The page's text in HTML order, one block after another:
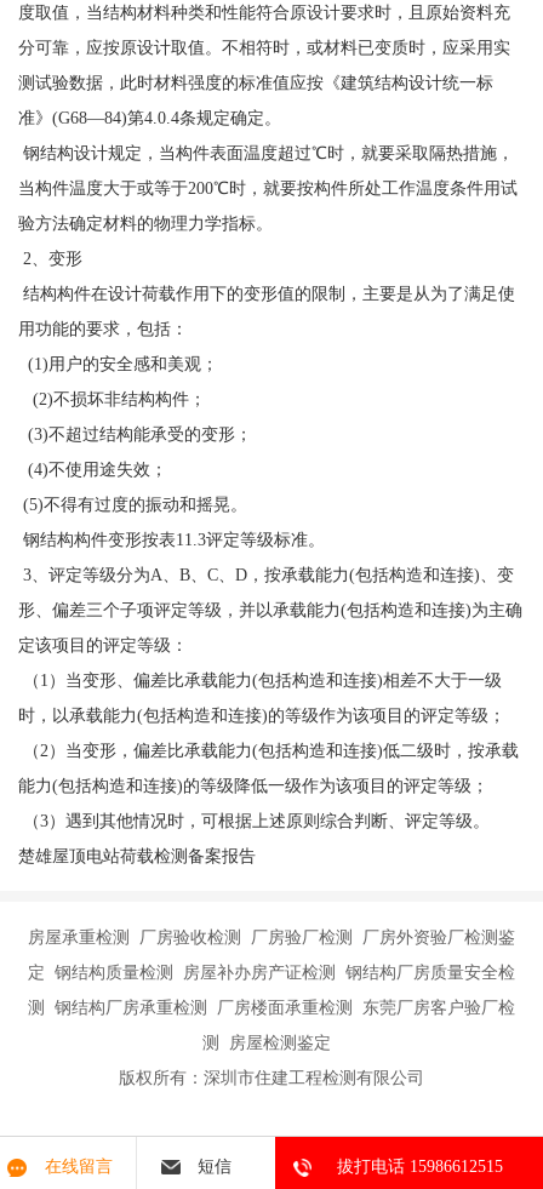
度取值，当结构材料种类和性能符合原设计要求时，且原始资料充
分可靠，应按原设计取值。不相符时，或材料已变质时，应采用实
测试验数据，此时材料强度的标准值应按《建筑结构设计统一标
准》(G68—84)第4.0.4条规定确定。
钢结构设计规定，当构件表面温度超过℃时，就要采取隔热措施，
当构件温度大于或等于200℃时，就要按构件所处工作温度条件用试
验方法确定材料的物理力学指标。
2、变形
结构构件在设计荷载作用下的变形值的限制，主要是从为了满足使
用功能的要求，包括：
(1)用户的安全感和美观；
(2)不损坏非结构构件；
(3)不超过结构能承受的变形；
(4)不使用途失效；
(5)不得有过度的振动和摇晃。
钢结构构件变形按表11.3评定等级标准。
3、评定等级分为A、B、C、D，按承载能力(包括构造和连接)、变
形、偏差三个子项评定等级，并以承载能力(包括构造和连接)为主确
定该项目的评定等级：
（1）当变形、偏差比承载能力(包括构造和连接)相差不大于一级
时，以承载能力(包括构造和连接)的等级作为该项目的评定等级；
（2）当变形，偏差比承载能力(包括构造和连接)低二级时，按承载
能力(包括构造和连接)的等级降低一级作为该项目的评定等级；
（3）遇到其他情况时，可根据上述原则综合判断、评定等级。
楚雄屋顶电站荷载检测备案报告
房屋承重检测 厂房验收检测 厂房验厂检测 厂房外资验厂检测鉴
定 钢结构质量检测 房屋补办房产证检测 钢结构厂房质量安全检
测 钢结构厂房承重检测 厂房楼面承重检测 东莞厂房客户验厂检
测 房屋检测鉴定
版权所有：深圳市住建工程检测有限公司
在线留言 短信 拔打电话 15986612515